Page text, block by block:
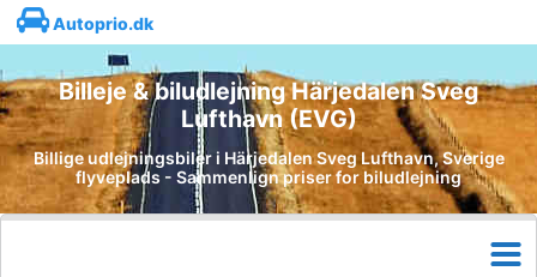
Autoprio.dk
Billeje & biludlejning Härjedalen Sveg
Lufthavn (EVG)
Billige udlejningsbiler i Härjedalen Sveg Lufthavn, Sverige
flyveplads - Sammenlign priser for biludlejning